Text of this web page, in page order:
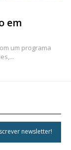
em
um programa
newsletter!